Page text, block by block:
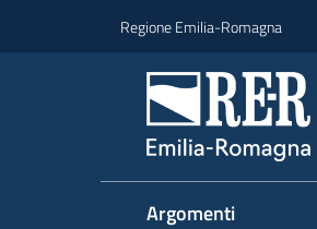
Regione Emilia-Romagna
Argomenti